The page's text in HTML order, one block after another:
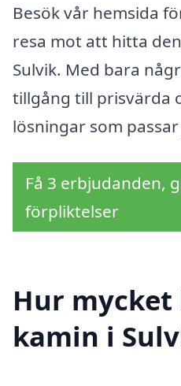
Besök vår hemsida
resa mot att hitta
Sulvik. Med bara
tillgång till prisvärda
lösningar som
Få 3 erbjudanden,
förpliktelser
Hur
kamin i